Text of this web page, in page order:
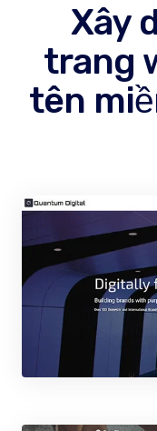
Xây
trang
tên